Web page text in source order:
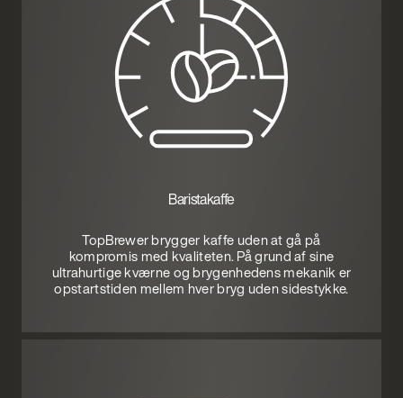
Baristakaffe
TopBrewer brygger kaffe uden at gå på
kompromis med kvaliteten. På grund af sine
ultrahurtige kværne og brygenhedens mekanik er
opstartstiden mellem hver bryg uden sidestykke.